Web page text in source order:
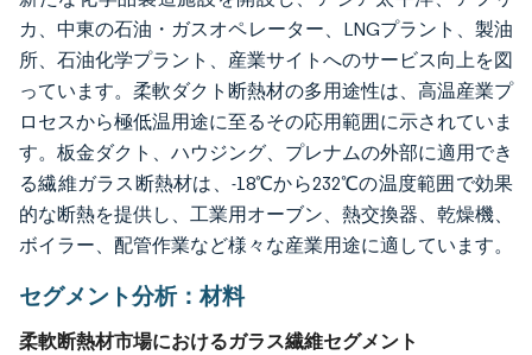
カ、中東の石油・ガスオペレーター、LNGプラント、製油
所、石油化学プラント、産業サイトへのサービス向上を図
っています。柔軟ダクト断熱材の多用途性は、高温産業プ
ロセスから極低温用途に至るその応用範囲に示されていま
す。板金ダクト、ハウジング、プレナムの外部に適用でき
る繊維ガラス断熱材は、-18℃から232℃の温度範囲で効果
的な断熱を提供し、工業用オーブン、熱交換器、乾燥機、
ボイラー、配管作業など様々な産業用途に適しています。
セグメント分析：材料
柔軟断熱材市場におけるガラス繊維セグメント